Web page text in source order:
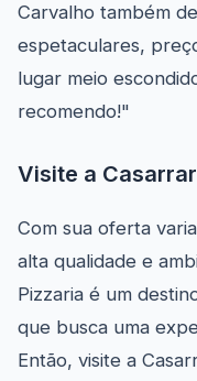
Carvalho também
espetaculares,
lugar meio
recomendo!"
Visite a
Com sua oferta
alta qualidade e
Pizzaria é um
que busca uma
Então, visite a